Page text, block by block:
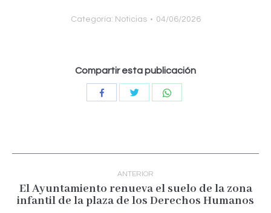
Categoría: Noticias 04/06/2026
Compartir esta publicación
CompartirCompartir
publicaciones
ANTERIOR
Publicación
anterior:
El Ayuntamiento renueva el suelo de la zona
infantil de la plaza de los Derechos Humanos